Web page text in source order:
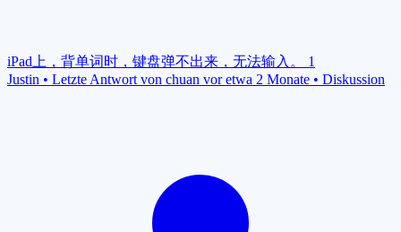
iPad上，背单词时，键盘弹不出来，无法输入。 1
Justin • Letzte Antwort von chuan vor etwa 2 Monate • Diskussion